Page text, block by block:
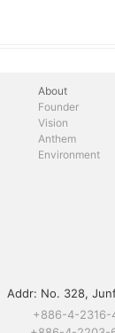
About
Founder
Vision
Anthem
Environment
Addr: No. 328,
+886-4-2316-